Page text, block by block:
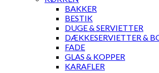
BAKKER
BESTIK
DUGE & SERVIETTER
DÆKKESERVIETTER &
FADE
GLAS & KOPPER
KARAFLER